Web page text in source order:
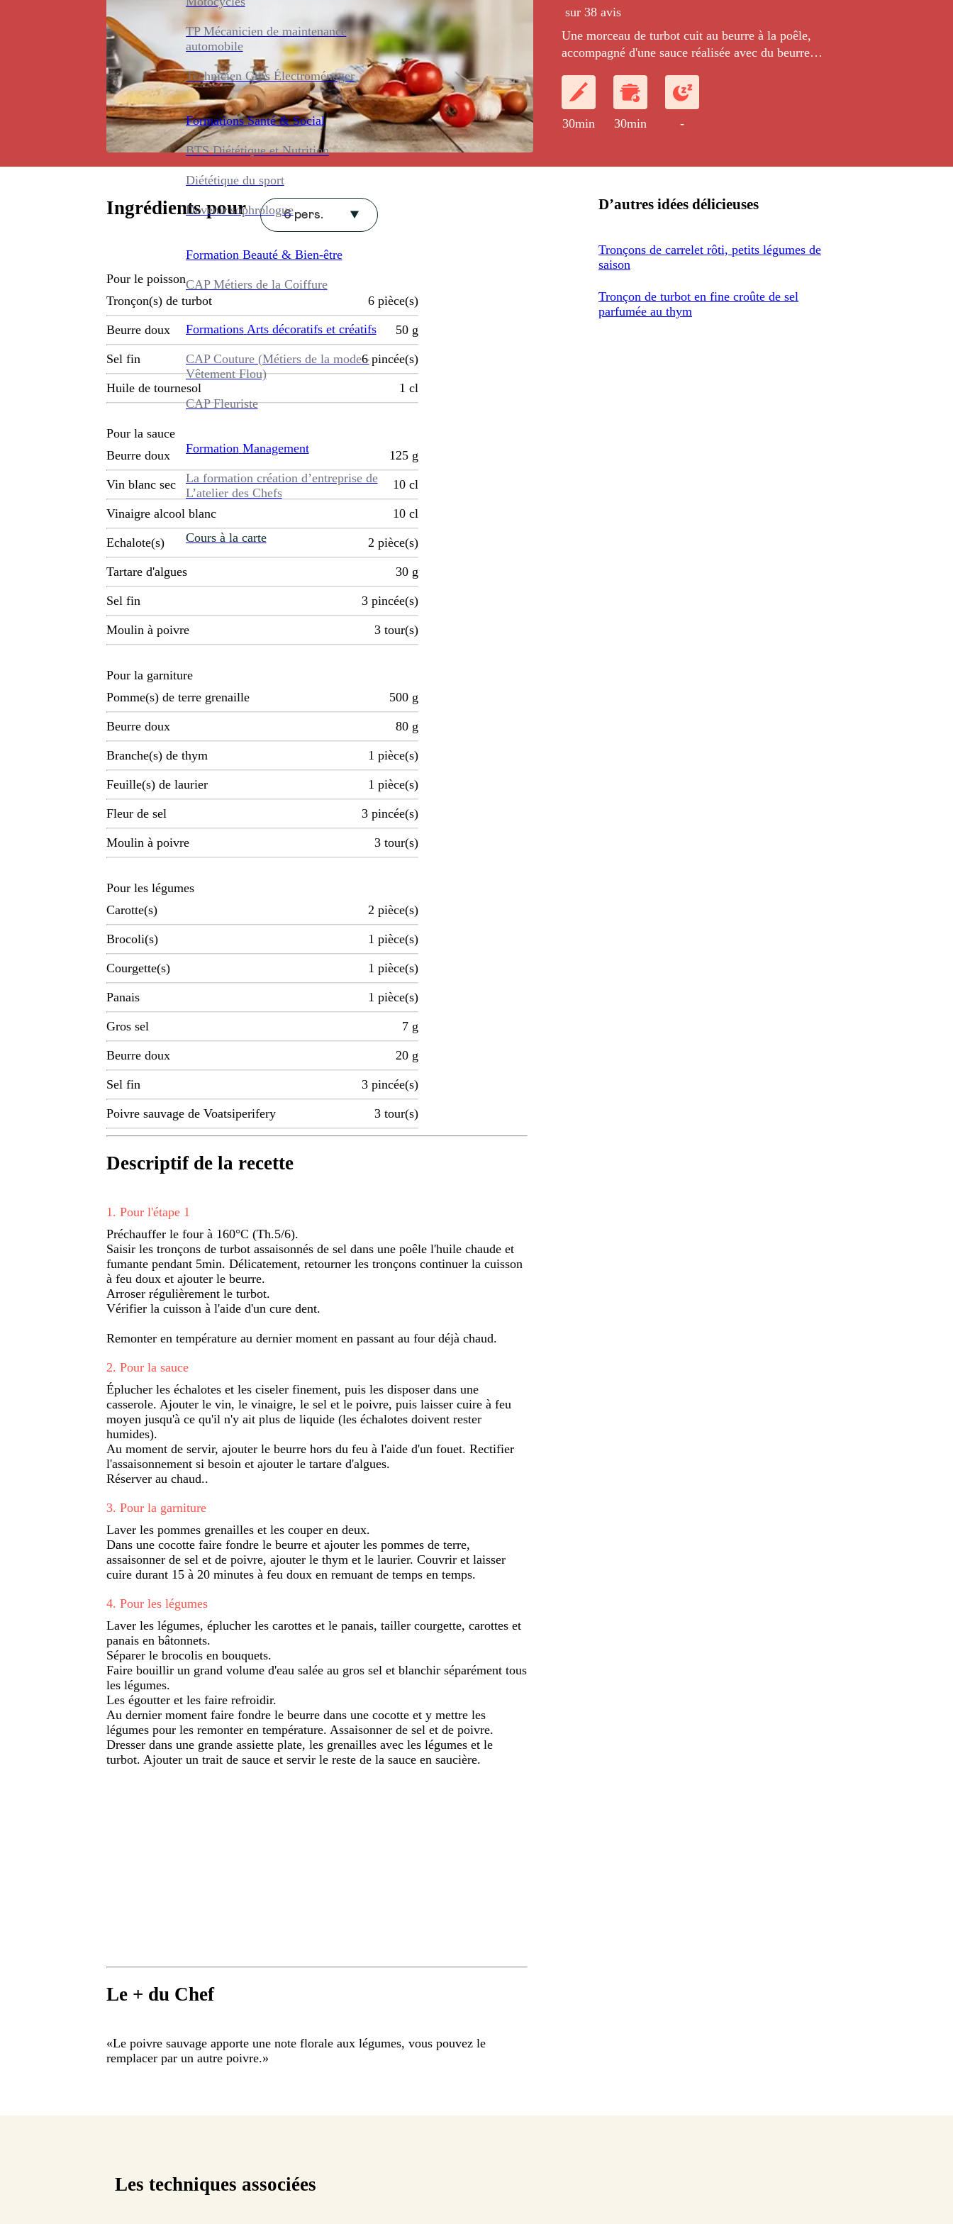
TP Mécanicien de maintenance
automobile
Technicien Gros Électroménager
Formations Santé & Social
BTS Diététique et Nutrition
Diététique du sport
Devenir sophrologue
Formation Beauté & Bien-être
CAP Métiers de la Coiffure
Formations Arts décoratifs et créatifs
CAP Couture (Métiers de la mode -
Vêtement Flou)
CAP Fleuriste
Formation Management
La formation création d’entreprise de
L’atelier des Chefs
Cours à la carte
sur 38 avis
Une morceau de turbot cuit au beurre à la poêle,
accompagné d'une sauce réalisée avec du beurre
légumes cuits à l'eau et de petites pommes de terre.
30min 30min -
Ingrédients pour 6 pers.
Pour le poisson
Tronçon(s) de turbot
6 pièce(s)
Beurre doux 50 g
Sel fin 6 pincée(s)
Huile de tournesol 1 cl
Pour la sauce
Beurre doux
125 g
Vin blanc sec 10 cl
Vinaigre alcool blanc 10 cl
Echalote(s) 2 pièce(s)
Tartare d'algues 30 g
Sel fin 3 pincée(s)
Moulin à poivre 3 tour(s)
Pour la garniture
Pomme(s) de terre grenaille
500 g
Beurre doux 80 g
Branche(s) de thym 1 pièce(s)
Feuille(s) de laurier 1 pièce(s)
Fleur de sel 3 pincée(s)
Moulin à poivre 3 tour(s)
Pour les légumes
Carotte(s)
2 pièce(s)
Brocoli(s) 1 pièce(s)
Courgette(s) 1 pièce(s)
Panais 1 pièce(s)
Gros sel 7 g
Beurre doux 20 g
Sel fin 3 pincée(s)
Poivre sauvage de Voatsiperifery 3 tour(s)
Descriptif de la recette
1 . Pour l'étape 1
Préchauffer le four à 160°C (Th.5/6).
Saisir les tronçons de turbot assaisonnés de sel dans une poêle l'huile chaude et
fumante pendant 5min. Délicatement, retourner les tronçons continuer la cuisson
à feu doux et ajouter le beurre.
Arroser régulièrement le turbot.
Vérifier la cuisson à l'aide d'un cure dent.
Remonter en température au dernier moment en passant au four déjà chaud.
2. Pour la sauce
Éplucher les échalotes et les ciseler finement, puis les disposer dans une
casserole. Ajouter le vin, le vinaigre, le sel et le poivre, puis laisser cuire à feu
moyen jusqu'à ce qu'il n'y ait plus de liquide (les échalotes doivent rester
humides).
Au moment de servir, ajouter le beurre hors du feu à l'aide d'un fouet. Rectifier
l'assaisonnement si besoin et ajouter le tartare d'algues.
Réserver au chaud..
3. Pour la garniture
Laver les pommes grenailles et les couper en deux.
Dans une cocotte faire fondre le beurre et ajouter les pommes de terre,
assaisonner de sel et de poivre, ajouter le thym et le laurier. Couvrir et laisser
cuire durant 15 à 20 minutes à feu doux en remuant de temps en temps.
4. Pour les légumes
Laver les légumes, éplucher les carottes et le panais, tailler courgette, carottes et
panais en bâtonnets.
Séparer le brocolis en bouquets.
Faire bouillir un grand volume d'eau salée au gros sel et blanchir séparément tous
les légumes.
Les égoutter et les faire refroidir.
Au dernier moment faire fondre le beurre dans une cocotte et y mettre les
légumes pour les remonter en température. Assaisonner de sel et de poivre.
Dresser dans une grande assiette plate, les grenailles avec les légumes et le
turbot. Ajouter un trait de sauce et servir le reste de la sauce en saucière.
Le + du Chef
«Le poivre sauvage apporte une note florale aux légumes, vous pouvez le
remplacer par un autre poivre.»
D’autres idées délicieuses
Tronçons de carrelet rôti, petits légumes de
saison
Tronçon de turbot en fine croûte de sel
parfumée au thym
Les techniques associées